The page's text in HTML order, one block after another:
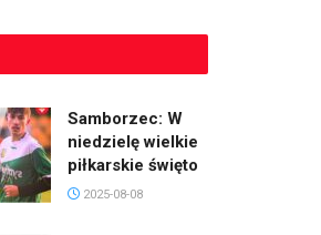
Samborzec: W
niedzielę wielkie
piłkarskie święto
2025-08-08